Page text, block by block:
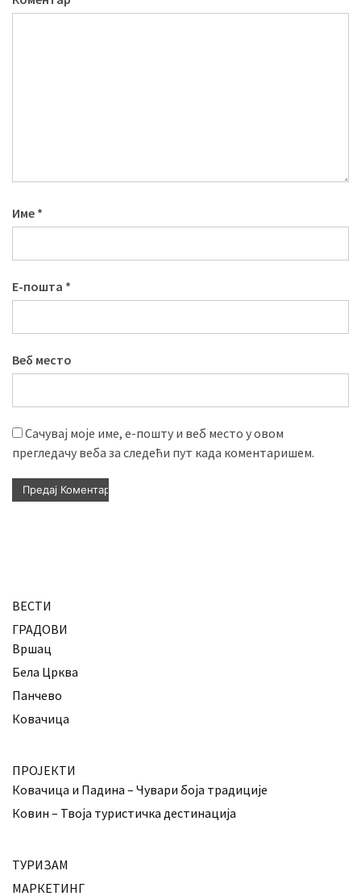
Име *
Е-пошта *
Веб место
Сачувај моје име, е-пошту и веб место у овом
прегледачу веба за следећи пут када коментаришем.
ВЕСТИ
ГРАДОВИ
Вршац
Бела Црква
Панчево
Ковачица
ПРОЈЕКТИ
Ковачица и Падина – Чувари боја традиције
Ковин – Твоја туристичка дестинација
ТУРИЗАМ
МАРКЕТИНГ